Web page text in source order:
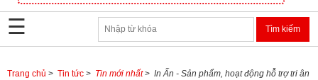
TM
DV
ANH
☰
Trang chủ > Tin tức > Tin mới nhất> In Ấn - Sản phẩm, hoạt động hỗ trợ tri ân